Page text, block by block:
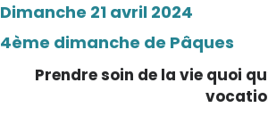
Dimanche 21 avril 2024
4ème dimanche de Pâques
Prendre soin de la vie quoi